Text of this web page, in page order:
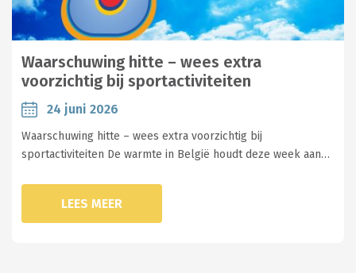
Waarschuwing hitte – wees extra
voorzichtig bij sportactiviteiten
24 juni 2026
Waarschuwing hitte – wees extra voorzichtig bij
sportactiviteiten De warmte in België houdt deze week aan…
LEES MEER